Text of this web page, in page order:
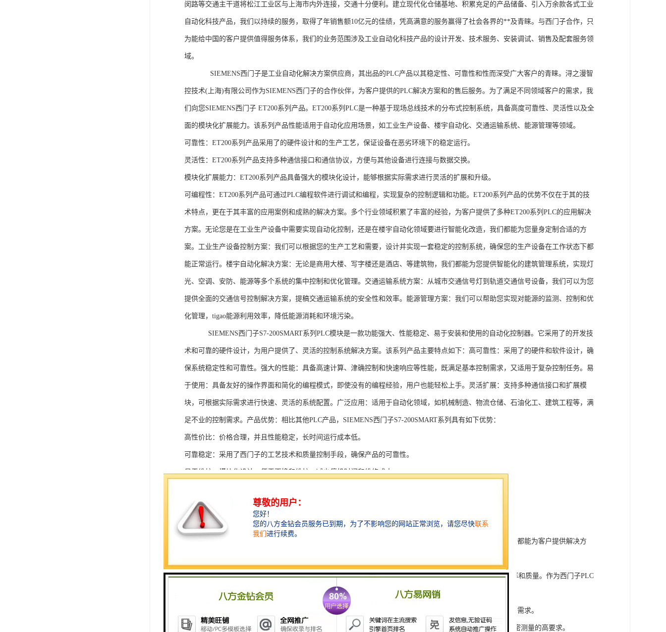
闵路等交通主干道将松江工业区与上海市内外连接，交通十分便利。建立现代化仓储基地、积累充足的产品储备、引入万余款各式工业
自动化科技产品，我们以持续的服务，取得了年销售额10亿元的佳绩，凭高满意的服务赢得了社会各界的**及青睐。与西门子合作，只
为能给中国的客户提供值得服务体系，我们的业务范围涉及工业自动化科技产品的设计开发、技术服务、安装调试、销售及配套服务领
域。
SIEMENS西门子是工业自动化解决方案供应商，其出品的PLC产品以其稳定性、可靠性和性而深受广大客户的青睐。浔之漫智
控技术(上海)有限公司作为SIEMENS西门子的合作伙伴，为客户提供的PLC解决方案和的售后服务。为了满足不同领域客户的需求，我
们向您SIEMENS西门子 ET200系列产品。ET200系列PLC是一种基于现场总线技术的分布式控制系统，具备高度可靠性、灵活性以及全
面的模块化扩展能力。该系列产品性能适用于自动化应用场景，如工业生产设备、楼宇自动化、交通运输系统、能源管理等领域。
可靠性：ET200系列产品采用了的硬件设计和的生产工艺，保证设备在恶劣环境下的稳定运行。
灵活性：ET200系列产品支持多种通信接口和通信协议，方便与其他设备进行连接与数据交换。
模块化扩展能力：ET200系列产品具备强大的模块化设计，能够根据实际需求进行灵活的扩展和升级。
可编程性：ET200系列产品可通过PLC编程软件进行调试和编程，实现复杂的控制逻辑和功能。ET200系列产品的优势不仅在于其的技
术特点，更在于其丰富的应用案例和成熟的解决方案。多个行业领域积累了丰富的经验，为客户提供了多种ET200系列PLC的应用解决
方案。无论您是在工业生产设备中需要实现自动化控制，还是在楼宇自动化领域要进行智能化改造，我们都能为您量身定制合适的方
案。工业生产设备控制方案：我们可以根据您的生产工艺和需要，设计并实现一套稳定的控制系统，确保您的生产设备在工作状态下都
能正常运行。楼宇自动化解决方案：无论是商用大楼、写字楼还是酒店、等建筑物，我们都能为您提供智能化的建筑管理系统，实现灯
光、空调、安防、能源等多个系统的集中控制和优化管理。交通运输系统方案：从城市交通信号灯到轨道交通信号设备，我们可以为您
提供全面的交通信号控制解决方案，提稿交通运输系统的安全性和效率。能源管理方案：我们可以帮助您实现对能源的监测、控制和优
化管理，tigao能源利用效率，降低能源消耗和环境污染。
SIEMENS西门子S7-200SMART系列PLC模块是一款功能强大、性能稳定、易于安装和使用的自动化控制器。它采用了的开发技
术和可靠的硬件设计，为用户提供了、灵活的控制系统解决方案。该系列产品主要特点如下：高可靠性：采用了的硬件和软件设计，确
保系统稳定性和可靠性。强大的性能：具备高速计算、津确控制和快速响应等性能，既满足基本控制需求，又适用于复杂控制任务。易
于使用：具备友好的操作界面和简化的编程模式，即使没有的编程经验，用户也能轻松上手。灵活扩展：支持多种通信接口和扩展模
块，可根据实际需求进行快速、灵活的系统配置。广泛应用：适用于自动化领域，如机械制造、物流仓储、石油化工、建筑工程等，满
足不业的控制需求。产品优势：相比其他PLC产品，SIEMENS西门子S7-200SMART系列具有如下优势：
高性价比：价格合理，并且性能稳定，长时间运行成本低。
可靠稳定：采用了西门子的工艺技术和质量控制手段，确保产品的可靠性。
易于维护：模块化设计，便于更换和维护，减少停机时间和维修成本。
灵活配置：多种通信接口和编程模式可选，满足不同用户的个性化要求。
快速部署：配备了完善的软件工具和技术支持，可快速部署系统，缩短项目周期。
在智能科技、自动化科技和机电领域内有着到的见解。无论是提供技术咨询，还是进行技术开发和转让，我们都能为客户提供解决方
SIEMENS西门子PLC模块S7-300系列产品是一系列高可靠性、高性能的工控设备，旨在tisheng生产效率和质量。作为西门子PLC
系列中的重要组成部分，S7-300系列产品具有以下突出特点：
1. 灵活性和可扩展性：S7-300系列产品设计特，可根据客户需求灵活配置输入输出模块，满足不同规模工程的需求。
2. 高速、高精度的模拟量输入输出：S7-300系列产品支持多达8个模拟量输入输出通道，可满足对于控制和精密测量的高要求。